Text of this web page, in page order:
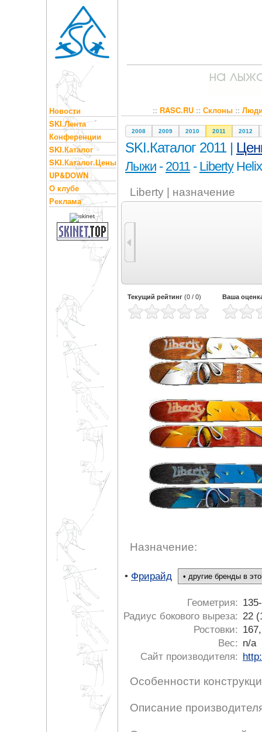
Новости
SKI.Лента
Конференции
SKI.Каталог
SKI.Каталог.Цены
UP&DOWN
О клубе
Реклама
:: RASC.RU:: Склоны::
2008 2009 2010 2011 2012
SKI.Каталог 2011 |
Лыжи - 2011- LibertyHelix
Liberty | назначение
Текущий рейтинг (0 / 0) Ваша
Назначение:
• Фрирайд
Геометрия:
Радиус бокового выреза:
22
Ростовки:
Вес:
n/a
Сайт производителя:
Особенности
Описание